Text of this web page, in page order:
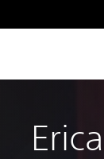
Erica